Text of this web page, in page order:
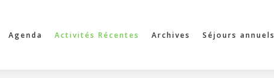
Agenda Activités Récentes Archives Séjours annuels